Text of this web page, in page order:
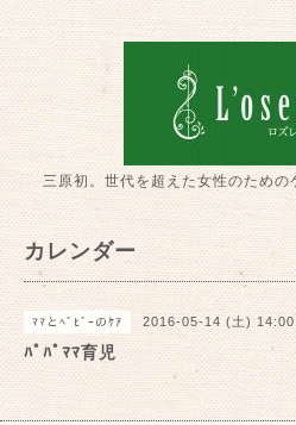
三原初。世代を超えた女性のための
カレンダー
ﾏﾏとﾍﾞﾋﾞｰのｹｱ 2016-05-14 (土) 14:00
ﾊﾟﾊﾟﾏﾏ育児